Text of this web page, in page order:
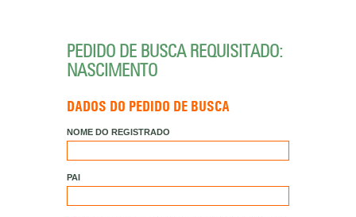
PEDIDO DE BUSCA REQUISITADO:
NASCIMENTO
DADOS DO PEDIDO DE BUSCA
NOME DO REGISTRADO
PAI